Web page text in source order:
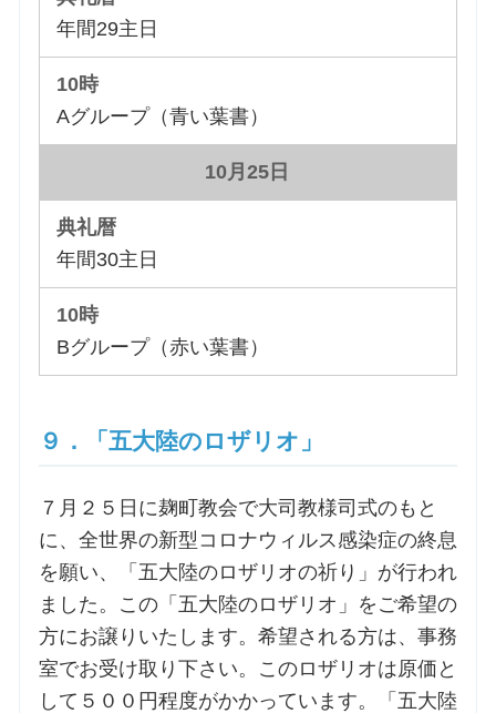
年間29主日
Aグループ（青い葉書）
10月25日
年間30主日
Bグループ（赤い葉書）
９．「五大陸のロザリオ」
７月２５日に麹町教会で大司教様司式のもと
に、全世界の新型コロナウィルス感染症の終息
を願い、「五大陸のロザリオの祈り」が行われ
ました。この「五大陸のロザリオ」をご希望の
方にお譲りいたします。希望される方は、事務
室でお受け取り下さい。このロザリオは原価と
して５００円程度がかかっています。「五大陸